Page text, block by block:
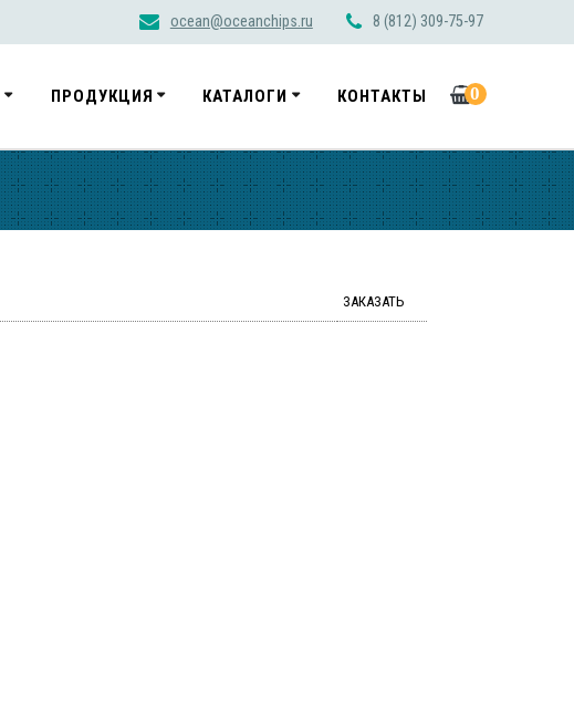
ocean@oceanchips.ru 8 (812) 309-75-97
ПРОДУКЦИЯ КАТАЛОГИ КОНТАКТЫ 0
ЗАКАЗАТЬ